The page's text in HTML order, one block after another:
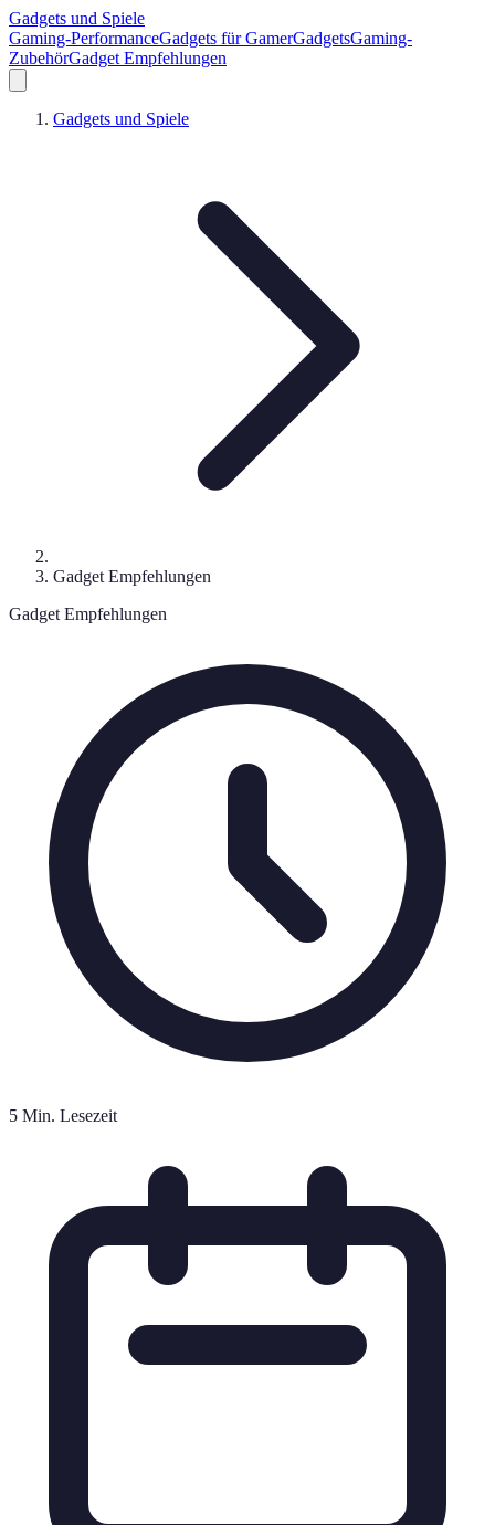
Gadgets und Spiele
Gaming-PerformanceGadgets für GamerGadgetsGaming-
ZubehörGadget Empfehlungen
Gadgets und Spiele
Gadget Empfehlungen
Gadget Empfehlungen
5 Min. Lesezeit